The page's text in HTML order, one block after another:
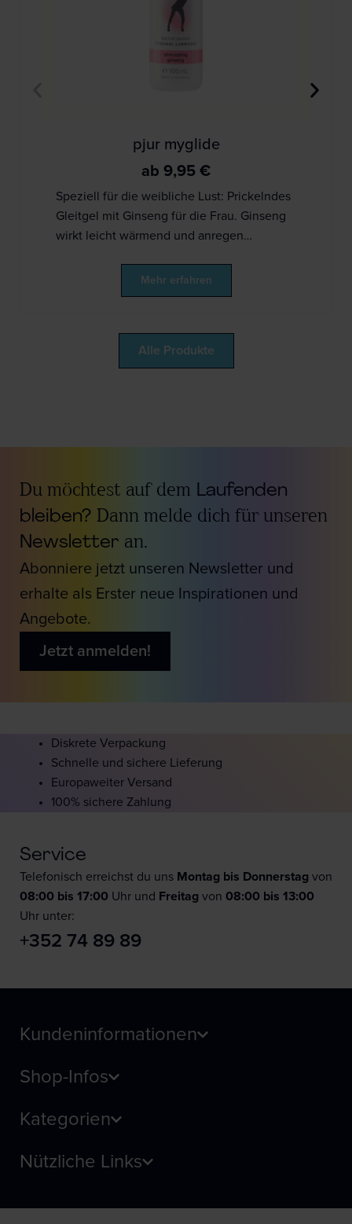
pjur myglide
ab 9,95 €
Speziell für die weibliche Lust: Prickelndes
Gleitgel mit Ginseng für die Frau. Ginseng
wirkt leicht wärmend und anregen…
Mehr erfahren
Alle Produkte
Du möchtest auf dem Laufenden
bleiben? Dann melde dich für unseren
Newsletter an.
Abonniere jetzt unseren Newsletter und
erhalte als Erster neue Inspirationen und
Angebote.
Jetzt anmelden!
Diskrete Verpackung
Schnelle und sichere Lieferung
Europaweiter Versand
100% sichere Zahlung
Service
Telefonisch erreichst du uns Montag bis Donnerstag von
08:00 bis 17:00 Uhr und Freitag von 08:00 bis 13:00
Uhr unter:
+352 74 89 89
Kundeninformationen
Shop-Infos
Kategorien
Nützliche Links